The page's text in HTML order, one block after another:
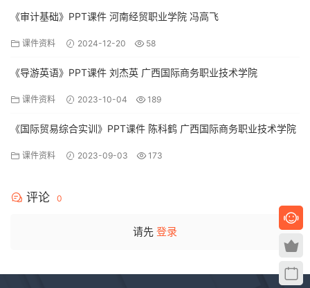
《审计基础》PPT课件 河南经贸职业学院 冯高飞
课件资料 2024-12-20 58
《导游英语》PPT课件 刘杰英 广西国际商务职业技术学院
课件资料 2023-10-04 189
《国际贸易综合实训》PPT课件 陈科鹤 广西国际商务职业技术学院
课件资料 2023-09-03 173
评论 0
请先 登录